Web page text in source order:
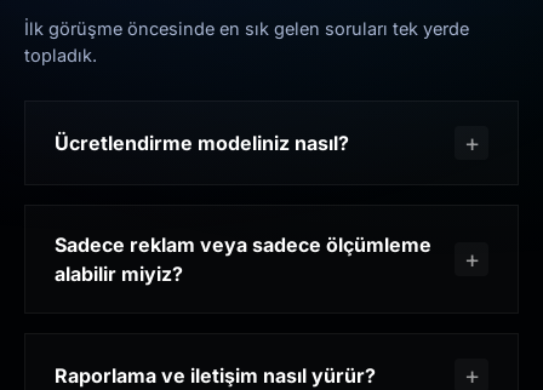
İlk görüşme öncesinde en sık gelen soruları tek yerde
topladık.
Ücretlendirme modeliniz nasıl?
Sadece reklam veya sadece ölçümleme
alabilir miyiz?
Raporlama ve iletişim nasıl yürür?